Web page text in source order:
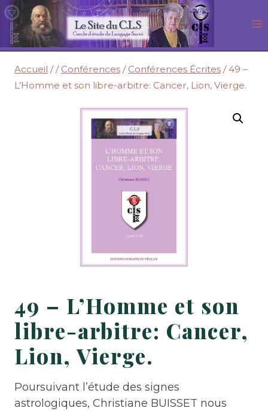
Aller
au
contenu
Accueil / / Conférences / Conférences Écrites / 49 –
L’Homme et son libre-arbitre: Cancer, Lion, Vierge.
49 – L’Homme et son
libre-arbitre: Cancer,
Lion, Vierge.
Poursuivant l’étude des signes
astrologiques, Christiane BUISSET nous